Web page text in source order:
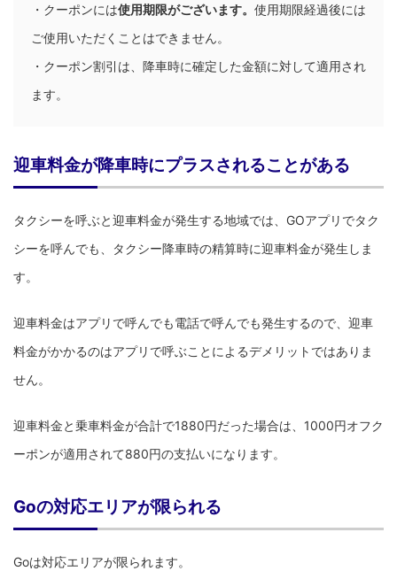
・クーポンには使用期限がございます。 使用期限経過後には
ご使用いただくことはできません。
・クーポン割引は、 降車時に確定した金額に対して適用され
ます。
迎車料金が降車時にプラスされることがある
タクシーを呼ぶと迎車料金が発生する地域では、GOアプリでタク
シーを呼んでも、タクシー降車時の精算時に迎車料金が発生しま
す。
迎車料金はアプリで呼んでも電話で呼んでも発生するので、迎車
料金がかかるのはアプリで呼ぶことによるデメリットではありま
せん。
迎車料金と乗車料金が合計で1880円だった場合は、1000円オフク
ーポンが適用されて880円の支払いになります。
Goの対応エリアが限られる
Goは対応エリアが限られます。